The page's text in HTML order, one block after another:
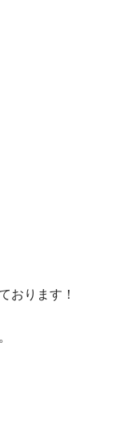
おります！